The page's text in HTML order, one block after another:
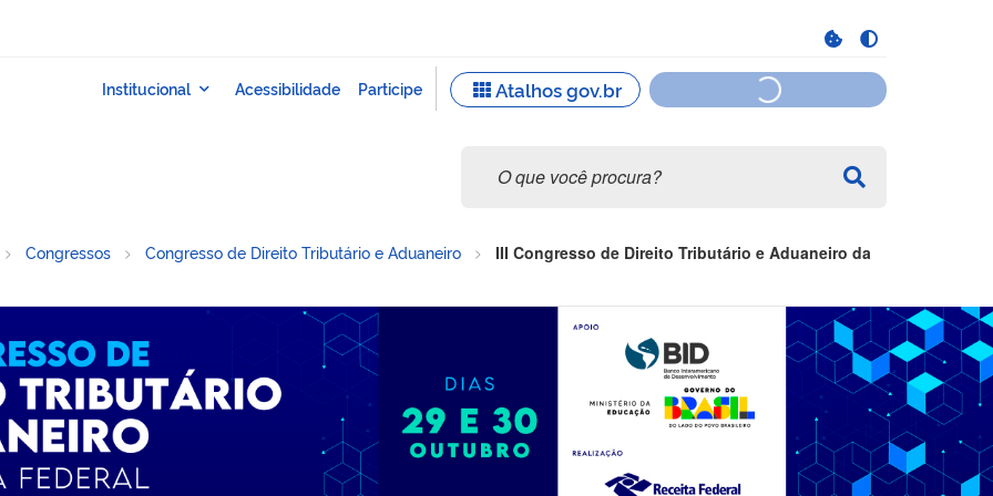
Congressos Congresso de Direito Tributário e Aduaneiro
III Congresso de Direito Tributário e Aduaneiro da
e Aduaneiro da Receita Federal